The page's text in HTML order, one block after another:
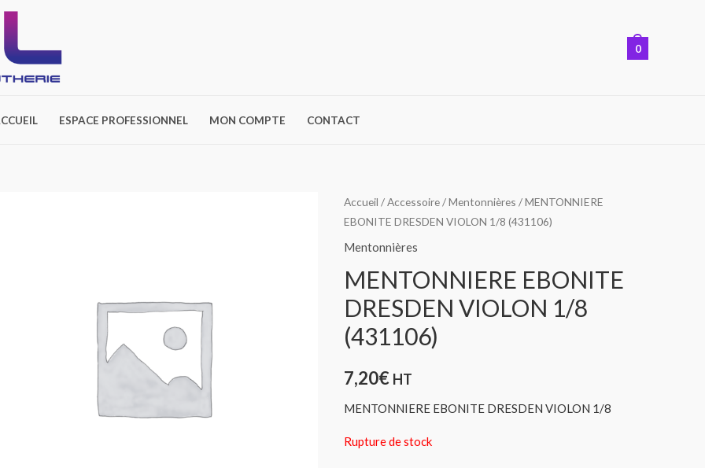
0
ESPACE PROFESSIONNEL MON COMPTE CONTACT
Accueil /Accessoire/Mentonnières / MENTONNIERE
EBONITE DRESDEN VIOLON 1/8 (431106)
Mentonnières
MENTONNIERE EBONITE
DRESDEN VIOLON 1/8
(431106)
7,20€ HT
MENTONNIERE EBONITE DRESDEN VIOLON 1/8
Rupture de stock